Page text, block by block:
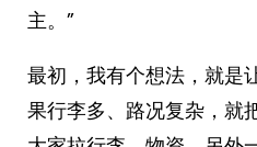
主。”
最初，我有个想法，就是
果行李多、路况复杂，就